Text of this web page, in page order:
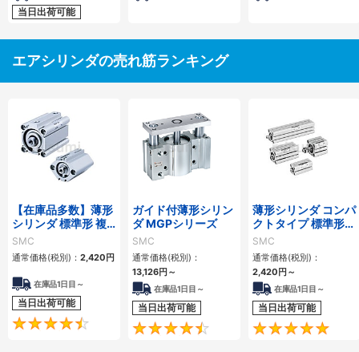
当日出荷可能
エアシリンダの売れ筋ランキング
【在庫品多数】薄形
シリンダ 標準形 複
動・片ロッド CQ2
シリーズ
SMC
通常価格(税別)： 2,420 円
在庫品1日目～
当日出荷可能
4.5
ガイド付薄形シリン
ダ MGPシリーズ
SMC
通常価格(税別)：
13,126円 ～
在庫品1日目～
当日出荷可能
4.6
薄形シリンダ コンパ
クトタイプ 標準形
複動 片ロッド CQS
シリーズ
SMC
通常価格(税別)：
2,420 円 ～
在庫品1日目～
当日出荷可能